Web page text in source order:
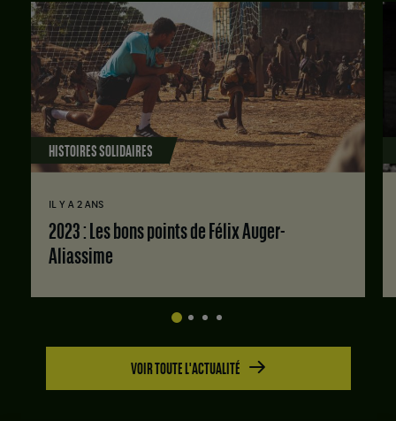
HISTOIRES SOLIDAIRES
IL Y A 2 ANS
2023 : Les bons points de Félix Auger-
Aliassime
VOIR TOUTE L'ACTUALITÉ